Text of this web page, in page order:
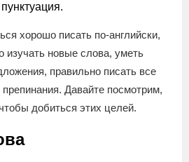
хорошо писать по-английски,
изучать новые слова, уметь
правильно писать все
препинания. Давайте посмотрим,
добиться этих целей.